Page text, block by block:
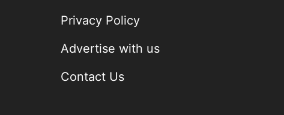
Privacy Policy
Advertise with us
Contact Us